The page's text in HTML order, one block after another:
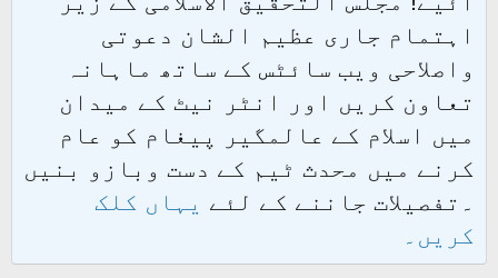
اہتمام جاری عظیم الشان دعوتی
واصلاحی ویب سائٹس کے ساتھ ماہانہ
تعاون کریں اور انٹر نیٹ کے میدان
میں اسلام کے عالمگیر پیغام کو عام
کرنے میں محدث ٹیم کے دست وبازو بنیں
۔تفصیلات جاننے کے لئے یہاں کلک
کریں۔